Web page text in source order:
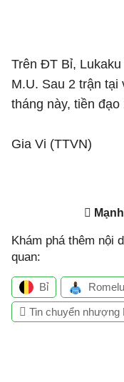
Trên ĐT Bỉ,
M.U. Sau 2 trận tại
tháng này, tiền
Gia Vi (TTVN)
Khám phá thêm nội
quan:
Bỉ
Tin chuyển nhượng